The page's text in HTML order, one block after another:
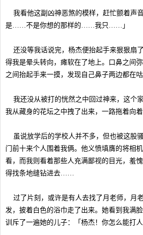
我看他这副凶神恶煞的模样，赶忙颤着声
是……不是你想的那样的……我只……」
还没等我话说完，杨杰便抬起手来狠狠扇了
得我是晕头转向，瘫软在了地上。口鼻之间
之间抬起手来一摸，发现自己鼻子两边都在
我还没从被打的恍然之中回过神来，这个
我从藏身的花坛之中拽了出来，一路拖着向着
虽说放学后的学校人并不多，但也被这股
门前十来个人围着我俩。他义愤填膺的将相
看，而我则看着那些人充满鄙视的目光，羞
得找条地缝钻进去……
过了片刻，或许是有人去找了月老师，月
发，披着白色的浴巾走了出来。她看到我满
训斥了一遍她的儿子：「杨杰！你怎么能打人